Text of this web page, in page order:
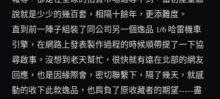
說就是少少的幾百套，相隔十餘年，更添難度。
直到前一陣子組裝了同公司另一個逸品 1/6 哈雷機車
引擎，在網路上發表製作過程的時候順帶提了一下協
尋啟事。沒想到老天幫忙，很快就有遠在北部的網友
回應，也是因緣際會，密切聯繫下，隔了幾天，就感
動的收下此款逸品，也肩負了原收藏者的期望-----盡